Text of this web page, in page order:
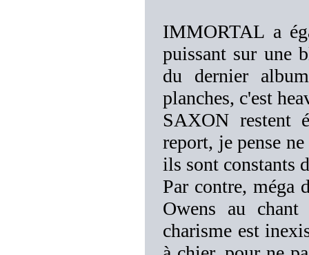
IMMORTAL a
puissant sur une
du dernier
planches, c'est
SAXON restent
report, je pense
ils sont constants
Par contre, méga
Owens au
charisme est